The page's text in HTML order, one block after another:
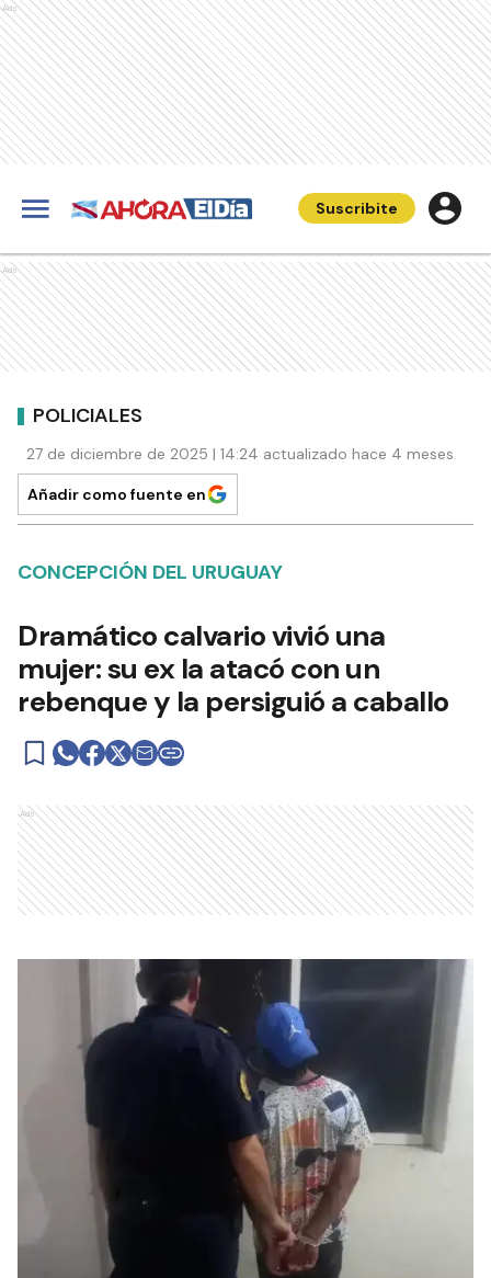
Ads
Suscribite
Ads
POLICIALES
27 de diciembre de 2025 | 14:24 actualizado hace 4 meses
Añadir como fuente en
CONCEPCIÓN DEL URUGUAY
Dramático calvario vivió una
mujer: su ex la atacó con un
rebenque y la persiguió a caballo
Ads